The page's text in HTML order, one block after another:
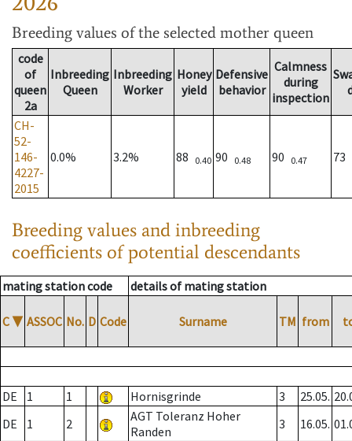
Breeding values of the selected mother queen
code
of
queen
2a
Inbreeding
Queen
Inbreeding
Worker
Honey
yield
Defensive
behavior
Calmness
during
inspection
CH-
52-
146-
4227-
2015
0.0% 3.2% 88 0.40 90 0.48 90 0.47 73
Breeding values and inbreeding
coefficients of potential descendants
mating station code details of mating station
C ▼ ASSOC No. D Code Surname TM from
DE 1 1 Hornisgrinde 3 25.05.
DE
1 2
AGT Toleranz Hoher
Randen
3 16.05.